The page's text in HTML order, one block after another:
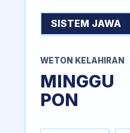
SISTEM JAWA
WETON KELAHIRAN
MINGGU
PON